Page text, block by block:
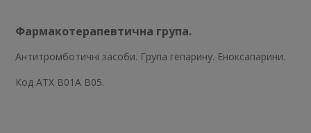
Фармакотерапевтична група.
Антитромботичні засоби. Група гепарину. Еноксапарини.
Код АТХ В01А В05.